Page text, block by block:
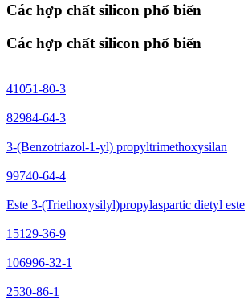
Các hợp chất silicon phổ biến
Các hợp chất silicon phổ biến
41051-80-3
82984-64-3
3-(Benzotriazol-1-yl) propyltrimethoxysilan
99740-64-4
Este 3-(Triethoxysilyl)propylaspartic dietyl este
15129-36-9
106996-32-1
2530-86-1